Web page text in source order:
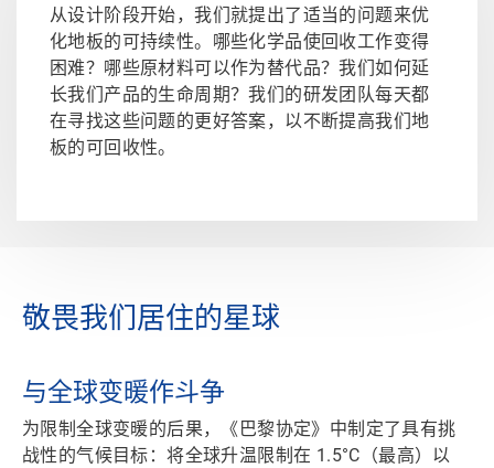
从设计阶段开始，我们就提出了适当的问题来优
化地板的可持续性。哪些化学品使回收工作变得
困难？哪些原材料可以作为替代品？我们如何延
长我们产品的生命周期？我们的研发团队每天都
在寻找这些问题的更好答案， 以不断提高我们地
板的可回收性。
敬畏我们居住的星球
与全球变暖作斗争
为限制全球变暖的后果， 《巴黎协定》 中制定了具有挑
战性的气候目标：将全球升温限制在 1.5°C（最高）以